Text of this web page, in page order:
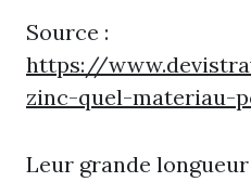
Source :
https://
zinc-quel-materiau-
Leur grande